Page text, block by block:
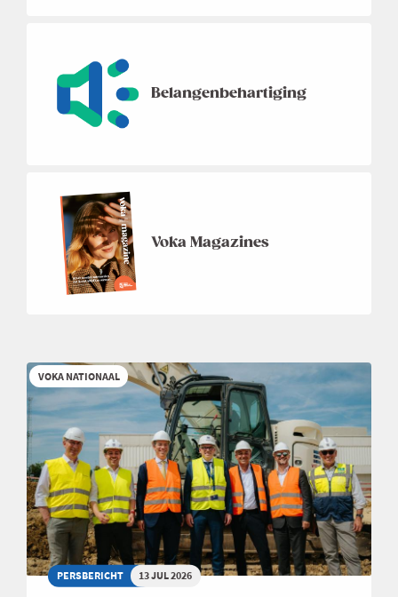
Belangenbehartiging
Voka Magazines
VOKA NATIONAAL
PERSBERICHT 13 JUL 2026